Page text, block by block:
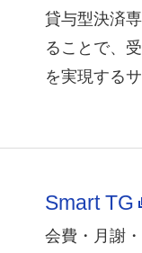
貸与型決済
ることで、
を実現する
Smart TG
会費・月謝